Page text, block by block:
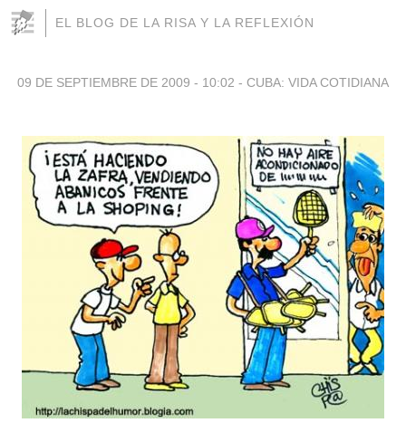
EL BLOG DE LA RISA Y LA REFLEXIÓN
09 DE SEPTIEMBRE DE 2009 - 10:02 - CUBA: VIDA COTIDIANA